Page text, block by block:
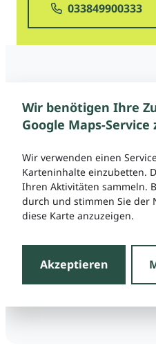
033849900333
Wir benötigen Ihre
Google Maps-Service
Wir verwenden einen
Karteninhalte einzubetten.
Ihren Aktivitäten sammeln.
durch und stimmen Sie der
diese Karte anzuzeigen.
Akzeptieren